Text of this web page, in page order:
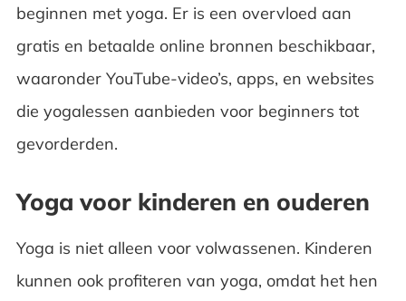
beginnen met yoga. Er is een overvloed aan
gratis en betaalde online bronnen beschikbaar,
waaronder YouTube-video’s, apps, en websites
die yogalessen aanbieden voor beginners tot
gevorderden.
Yoga voor kinderen en ouderen
Yoga is niet alleen voor volwassenen. Kinderen
kunnen ook profiteren van yoga, omdat het hen